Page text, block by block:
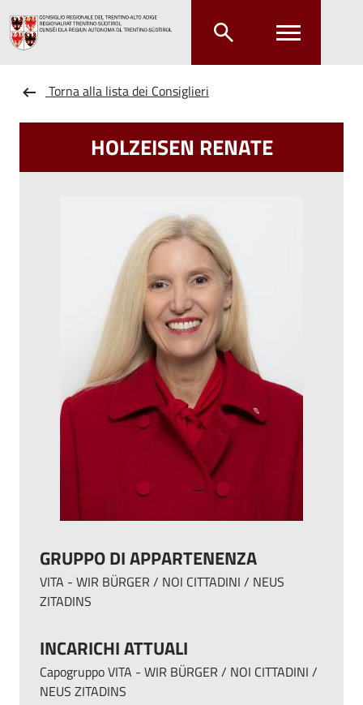
Torna alla lista dei Consiglieri
HOLZEISEN RENATE
GRUPPO DI APPARTENENZA
VITA - WIR BÜRGER / NOI CITTADINI / NEUS
ZITADINS
INCARICHI ATTUALI
Capogruppo VITA - WIR BÜRGER / NOI CITTADINI /
NEUS ZITADINS